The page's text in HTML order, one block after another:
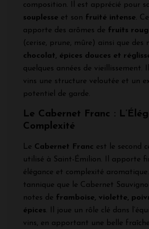
composition. Il est apprécié pour
souplesse et son fruité intense.
apporte des arômes de fruits
(cerise, prune, mûre) ainsi que des
chocolat, épices douces et
quelques années de vieillissement.
vins une structure veloutée et un
potentiel de garde.
Le Cabernet Franc :
Complexité
Le Cabernet Franc est le second
utilisé à Saint-Émilion. Il apporte
élégance et complexité
tannique que le Cabernet
notes de framboise, violette,
épices. Il joue un rôle clé dans
vins, en apportant une belle